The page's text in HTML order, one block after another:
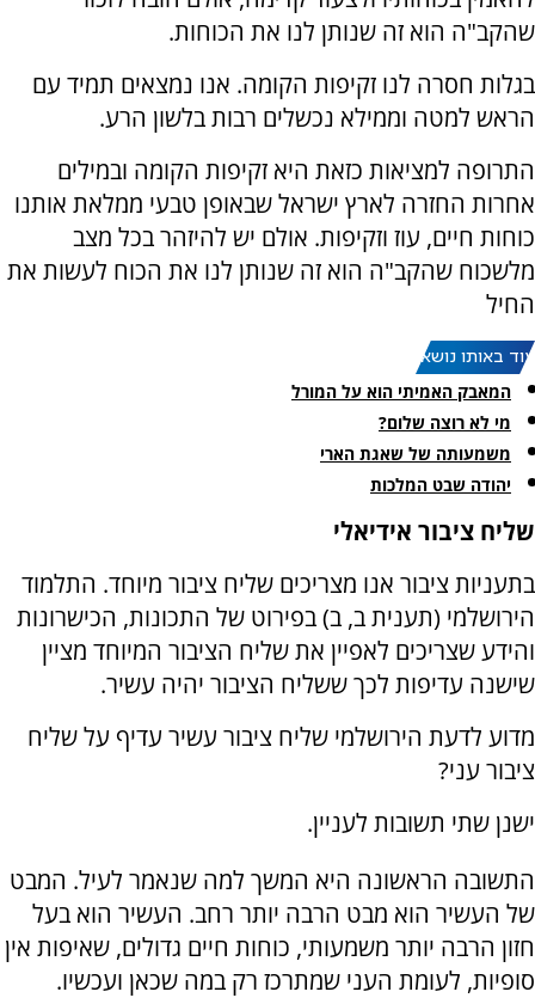
שהקב"ה הוא זה שנותן לנו את הכוחות.
בגלות חסרה לנו זקיפות הקומה. אנו נמצאים תמיד עם
הראש למטה וממילא נכשלים רבות בלשון הרע.
התרופה למציאות כזאת היא זקיפות הקומה ובמילים
אחרות החזרה לארץ ישראל שבאופן טבעי ממלאת אותנו
כוחות חיים, עוז וזקיפות. אולם יש להיזהר בכל מצב
מלשכוח שהקב"ה הוא זה שנותן לנו את הכוח לעשות את
החיל
עוד באותו נושא:
המאבק האמיתי הוא על המורל
מי לא רוצה שלום?
משמעותה של שאגת הארי
יהודה שבט המלכות
שליח ציבור אידיאלי
בתעניות ציבור אנו מצריכים שליח ציבור מיוחד. התלמוד
הירושלמי (תענית ב, ב) בפירוט של התכונות, הכישרונות
והידע שצריכים לאפיין את שליח הציבור המיוחד מציין
שישנה עדיפות לכך ששליח הציבור יהיה עשיר.
מדוע לדעת הירושלמי שליח ציבור עשיר עדיף על שליח
ציבור עני?
ישנן שתי תשובות לעניין.
התשובה הראשונה היא המשך למה שנאמר לעיל. המבט
של העשיר הוא מבט הרבה יותר רחב. העשיר הוא בעל
חזון הרבה יותר משמעותי, כוחות חיים גדולים, שאיפות אין
סופיות, לעומת העני שמתרכז רק במה שכאן ועכשיו.